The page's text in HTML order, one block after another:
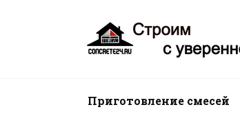
Приготовление смесей